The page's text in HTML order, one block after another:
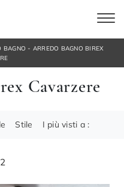
BAGNO - ARREDO BAGNO BIREX
Cavarzere
Stile I più visti a :
2